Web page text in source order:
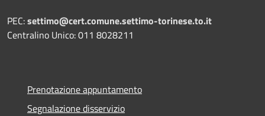
PEC:settimo@cert.comune.settimo-torinese.to.it
Centralino Unico: 011 8028211
Prenotazione appuntamento
Segnalazione disservizio